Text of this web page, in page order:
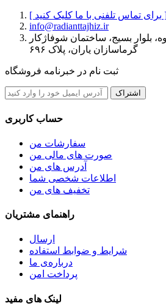
کلیک کنید ]
info@radianttajhiz.ir
بلوار بسیج، ساختمان شوفاژکار
گرماسازان یاران، پلاک ۶۹۶
ثبت نام در خبرنامه فروشگاه
اشتراک
حساب کاربری
سفارشات من
صورت های مالی من
آدرس های من
اطلاعات شخصی شما
تخفیف های من
راهنمای مشتریان
ارسال
شرایط و ضوابط استفاده
درباره‌ی ما
پرداخت امن
لینک های مفید